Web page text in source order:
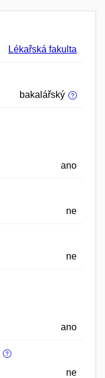
Lékařská fakulta
bakalářský
ano
ne
ne
ano
ne